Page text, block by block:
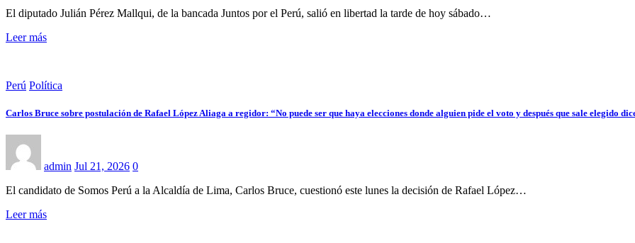
El diputado Julián Pérez Mallqui, de la bancada Juntos por el Perú, salió en libertad la tarde de hoy sábado…
Leer más
Perú Política
Carlos Bruce sobre postulación de Rafael López Aliaga a regidor: “No puede ser que haya elecciones donde alguien pide el voto y después que sale elegido
admin Jul 21, 2026 0
El candidato de Somos Perú a la Alcaldía de Lima, Carlos Bruce, cuestionó este lunes la decisión de Rafael López…
Leer más